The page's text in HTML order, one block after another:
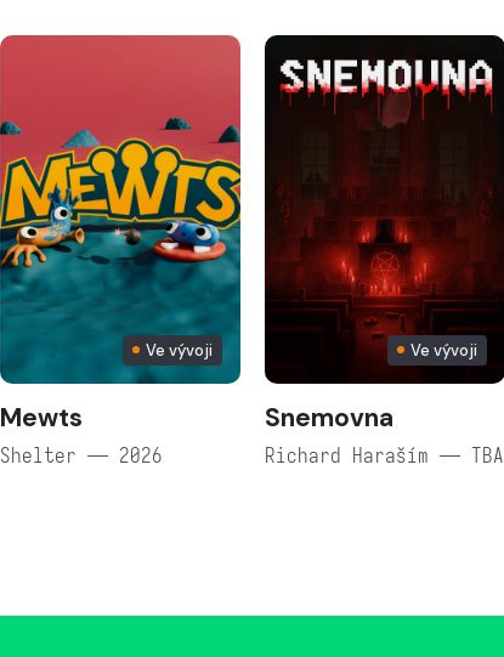
Ve vývoji
Mewts
Shelter — 2026
Ve vývoji
Snemovna
Richard Haraším — TBA